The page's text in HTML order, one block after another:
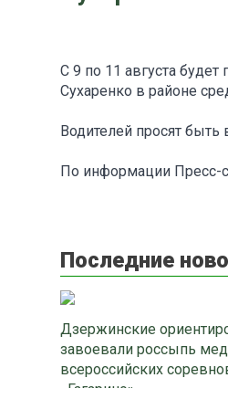
С 9 по 11 августа
Сухаренко в районе
Водителей просят
По информации Пресс-
Последние
Дзержинские
завоевали россыпь
всероссийских
«Гагарино»